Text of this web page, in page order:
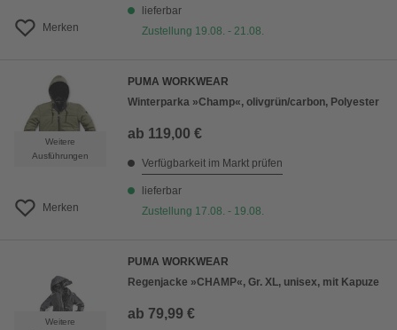
Merken
lieferbar
Zustellung 19.08. - 21.08.
Weitere
Ausführungen
Merken
PUMA WORKWEAR
Winterparka »Champ«, olivgrün/carbon, Polyester
ab 119,00 €
Verfügbarkeit im Markt prüfen
lieferbar
Zustellung 17.08. - 19.08.
Weitere
PUMA WORKWEAR
Regenjacke »CHAMP«, Gr. XL, unisex, mit Kapuze
ab 79,99 €